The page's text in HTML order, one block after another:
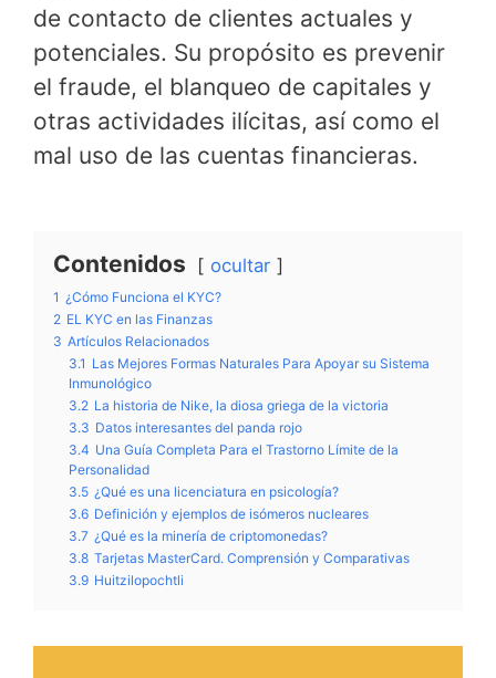
de contacto de clientes actuales y
potenciales. Su propósito es prevenir
el fraude, el blanqueo de capitales y
otras actividades ilícitas, así como el
mal uso de las cuentas financieras.
Contenidos ocultar
1 ¿Cómo Funciona el KYC?
2 EL KYC en las Finanzas
3 Artículos Relacionados
3.1 Las Mejores Formas Naturales Para Apoyar su Sistema
Inmunológico
3.2 La historia de Nike, la diosa griega de la victoria
3.3 Datos interesantes del panda rojo
3.4 Una Guía Completa Para el Trastorno Límite de la
Personalidad
3.5 ¿Qué es una licenciatura en psicología?
3.6 Definición y ejemplos de isómeros nucleares
3.7 ¿Qué es la minería de criptomonedas?
3.8 Tarjetas MasterCard. Comprensión y Comparativas
3.9 Huitzilopochtli